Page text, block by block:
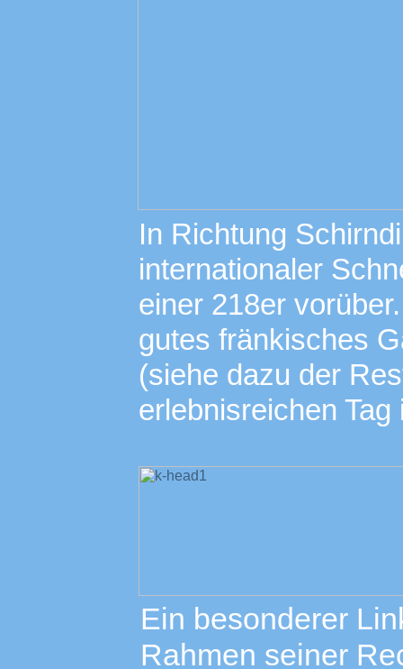
In Richtung
internationaler
einer 218er
gutes fränkisches
(siehe dazu der
erlebnisreichen
Ein besonderer
Rahmen seiner